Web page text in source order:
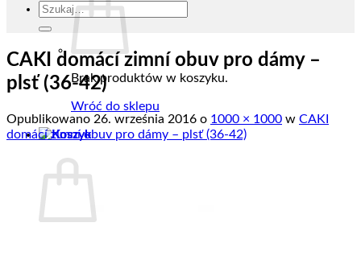
Brak produktów w koszyku.
Wróć do sklepu
Szukaj:
CAKI domácí zimní obuv pro dámy –
plsť (36-42)
Opublikowano 26. września 2016 o 1000 × 1000 w CAKI
domácí zimní obuv pro dámy – plsť (36-42)